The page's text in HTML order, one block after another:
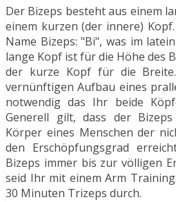
Der Bizeps besteht aus einem
einem kurzen (der innere)
Name Bizeps: "Bi", was im
lange Kopf ist für die Höhe des
der kurze Kopf für die
vernünftigen Aufbau eines
notwendig das Ihr beide
Generell gilt, dass der
Körper eines Menschen der
den Erschöpfungsgrad
Bizeps immer bis zur völligen
seid Ihr mit einem Arm
30 Minuten Trizeps durch.